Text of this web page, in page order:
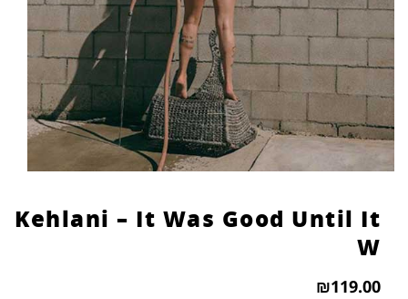
Kehlani – It Was Good Until It
W
₪119.00